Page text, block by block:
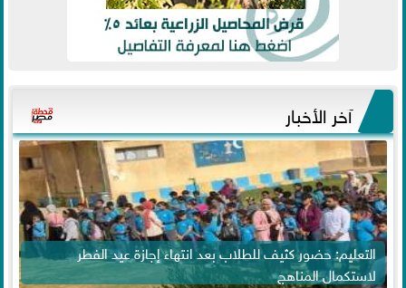
آخر الأخبار
التعليم: حضور كثيف للطلاب بعد انتهاء إجازة عيد الفطر
لاستكمال المناهج